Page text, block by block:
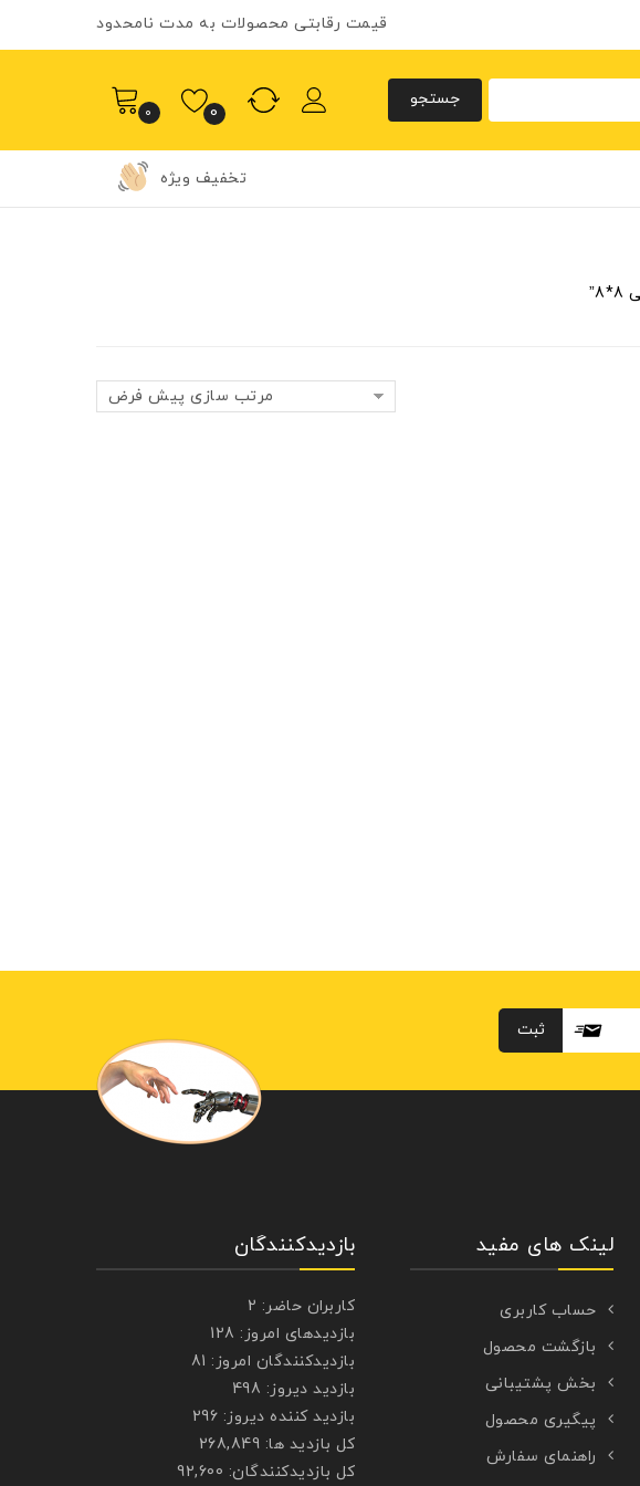
قیمت رقابتی محصولات به مدت نامحدود
0
0
تخفیف ویژه
مرتب سازی پیش فرض
لینک های مفید
حساب کاربری
بازگشت محصول
بخش پشتیبانی
پیگیری محصول
راهنمای سفارش
بازدیدکنندگان
کاربران حاضر: 2
بازدیدهای امروز: 128
بازدیدکنندگان امروز: 81
بازدید دیروز: 498
بازدید کننده دیروز: 296
کل بازدید ها: 268,849
کل بازدیدکنند‌گان: 92,600